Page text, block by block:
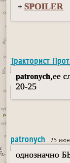
+ SPOILER
Тракторист
patronych,ее
20-25
patronych 25